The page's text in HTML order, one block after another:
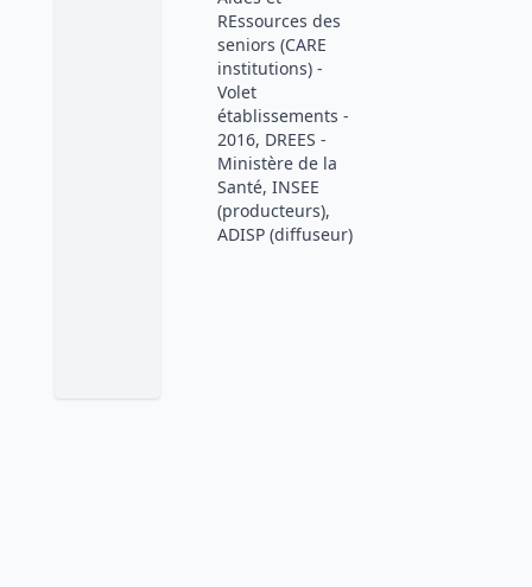
REssources des
seniors (CARE
institutions) -
Volet
établissements -
2016, DREES -
Ministère de la
Santé, INSEE
(producteurs),
ADISP (diffuseur)